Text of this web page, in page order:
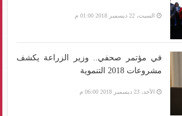
السبت، 22 ديسمبر 2018 01:00 م
في مؤتمر صحفي.. وزير الزراعة يكشف
مشروعات 2018 التنموية
الأحد، 23 ديسمبر 2018 06:00 م